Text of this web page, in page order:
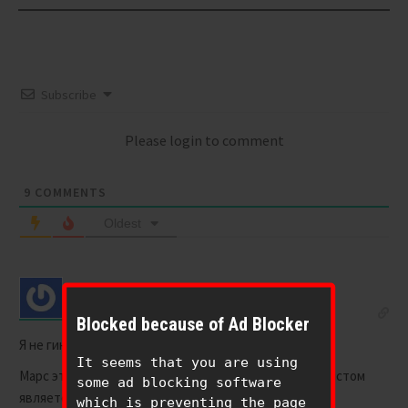
Please login to comment
9 COMMENTS
Jash 7 months ago
Я не гинеколог, но могу посмотреть (c)
Марс это небесная чакра сфиры Гвура. Чьим антагонистом
является клипа Голахаб.
Blocked because of Ad Blocker
It seems that you are using
some ad blocking software
which is preventing the page